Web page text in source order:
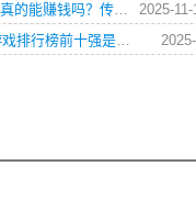
2025-
单职业打金服真的能赚钱吗？传奇游戏打金真相与攻略全解析
2025年传奇游戏排行榜前十强是哪些？新手如何快速掌握核心玩法？